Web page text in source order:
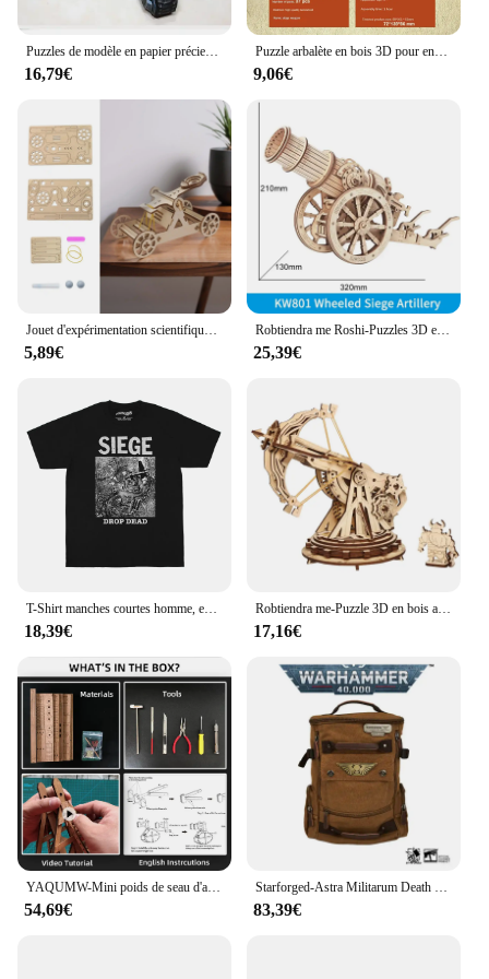
Puzzles de modèle en papier précieux fait à la main, jouet bricolage, StarCraft 2 Terran Human the Nina io Siege, 11cm = 4 "de haut
16,79€
Puzzle arbalète en bois 3D pour enfants et adultes, kits de blocs de construction, jeux de société de guerre lancables, modèles de jouets, cadeau de bricolage, 1/72
9,06€
5,89€
Robtiendra me Roshi-Puzzles 3D en Bois pour Enfant et Adulte, Jouet Type Canon, Catapulte, Modèle STEM, Projets
25,39€
18,39€
Robtiendra me-Puzzle 3D en bois avec armes de siège médiéval, jeu d'assemblage, jouet de stratégie de guerre, cadeau pour enfants, adolescents et adultes, KW401, KW801
17,16€
54,69€ 83,39€